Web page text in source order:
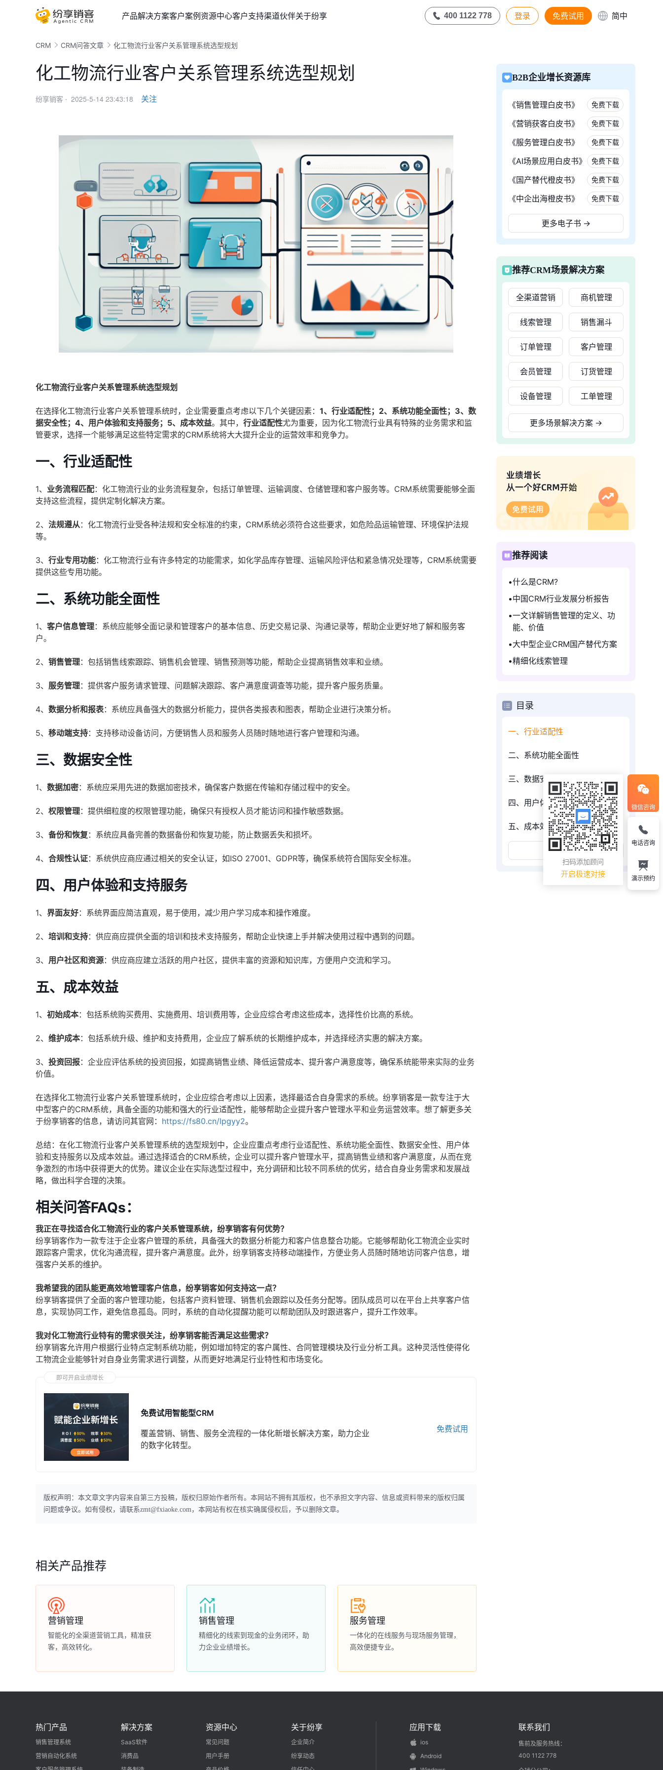
产品解决方案客户案例资源中心客户支持渠道伙伴关于纷享 400 1122 778 登录 免费试用 简中
CRM CRM问答文章 化工物流行业客户关系管理系统选型规划
化工物流行业客户关系管理系统选型规划
纷享销客 · 2025-5-14 23:43:18 关注
化工物流行业客户关系管理系统选型规划
在选择化工物流行业客户关系管理系统时，企业需要重点考虑以下几个关键因素： 1、行业适配性；2、系统功能全面性；3、数
据安全性；4、用户体验和支持服务；5、成本效益。其中， 行业适配性尤为重要，因为化工物流行业具有特殊的业务需求和监
管要求，选择一个能够满足这些特定需求的CRM系统将大大提升企业的运营效率和竞争力。
一、 行业适配性
1、 业务流程匹配：化工物流行业的业务流程复杂，包括订单管理、运输调度、仓储管理和客户服务等。CRM系统需要能够全面
支持这些流程，提供定制化解决方案。
2、 法规遵从：化工物流行业受各种法规和安全标准的约束，CRM系统必须符合这些要求，如危险品运输管理、环境保护法规
等。
3、 行业专用功能：化工物流行业有许多特定的功能需求，如化学品库存管理、运输风险评估和紧急情况处理等，CRM系统需要
提供这些专用功能。
二、 系统功能全面性
1、 客户信息管理：系统应能够全面记录和管理客户的基本信息、历史交易记录、沟通记录等，帮助企业更好地了解和服务客
户。
2、 销售管理：包括销售线索跟踪、销售机会管理、销售预测等功能，帮助企业提高销售效率和业绩。
3、 服务管理：提供客户服务请求管理、问题解决跟踪、客户满意度调查等功能，提升客户服务质量。
4、 数据分析和报表：系统应具备强大的数据分析能力，提供各类报表和图表，帮助企业进行决策分析。
5、 移动端支持：支持移动设备访问，方便销售人员和服务人员随时随地进行客户管理和沟通。
三、 数据安全性
1、 数据加密：系统应采用先进的数据加密技术，确保客户数据在传输和存储过程中的安全。
2、 权限管理：提供细粒度的权限管理功能，确保只有授权人员才能访问和操作敏感数据。
3、 备份和恢复 ：系统应具备完善的数据备份和恢复功能，防止数据丢失和损坏。
4、 合规性认证：系统供应商应通过相关的安全认证，如ISO 27001、GDPR等，确保系统符合国际安全标准。
四、 用户体验和支持服务
1、 界面友好：系统界面应简洁直观，易于使用，减少用户学习成本和操作难度。
2、 培训和支持：供应商应提供全面的培训和技术支持服务，帮助企业快速上手并解决使用过程中遇到的问题。
3、 用户社区和资源：供应商应建立活跃的用户社区，提供丰富的资源和知识库，方便用户交流和学习。
五、 成本效益
1、 初始成本：包括系统购买费用、实施费用、培训费用等，企业应综合考虑这些成本，选择性价比高的系统。
2、 维护成本：包括系统升级、维护和支持费用，企业应了解系统的长期维护成本，并选择经济实惠的解决方案。
3、 投资回报：企业应评估系统的投资回报，如提高销售业绩、降低运营成本、提升客户满意度等，确保系统能带来实际的业务
价值。
在选择化工物流行业客户关系管理系统时，企业应综合考虑以上因素，选择最适合自身需求的系统。纷享销客是一款专注于大
中型客户的CRM系统，具备全面的功能和强大的行业适配性，能够帮助企业提升客户管理水平和业务运营效率。想了解更多关
于纷享销客的信息，请访问其官网： https://fs80.cn/lpgyy2。
总结：在化工物流行业客户关系管理系统的选型规划中，企业应重点考虑行业适配性、系统功能全面性、数据安全性、用户体
验和支持服务以及成本效益。通过选择适合的CRM系统，企业可以提升客户管理水平，提高销售业绩和客户满意度，从而在竞
争激烈的市场中获得更大的优势。建议企业在实际选型过程中，充分调研和比较不同系统的优劣，结合自身业务需求和发展战
略，做出科学合理的决策。
相关问答FAQs：
我正在寻找适合化工物流行业的客户关系管理系统，纷享销客有何优势？
纷享销客作为一款专注于企业客户管理的系统，具备强大的数据分析能力和客户信息整合功能。它能够帮助化工物流企业实时
跟踪客户需求，优化沟通流程，提升客户满意度。此外，纷享销客支持移动端操作，方便业务人员随时随地访问客户信息，增
强客户关系的维护。
我希望我的团队能更高效地管理客户信息，纷享销客如何支持这一点？
纷享销客提供了全面的客户管理功能，包括客户资料管理、销售机会跟踪以及任务分配等。团队成员可以在平台上共享客户信
息，实现协同工作，避免信息孤岛。同时，系统的自动化提醒功能可以帮助团队及时跟进客户，提升工作效率。
我对化工物流行业特有的需求很关注，纷享销客能否满足这些需求？
纷享销客允许用户根据行业特点定制系统功能，例如增加特定的客户属性、合同管理模块及行业分析工具。这种灵活性使得化
工物流企业能够针对自身业务需求进行调整，从而更好地满足行业特性和市场变化。
即可开启业绩增长
免费试用智能型CRM
覆盖营销、销售、服务全流程的一体化新增长解决方案，助力企业
的数字化转型。
免费试用
版权声明：本文章文字内容来自第三方投稿，版权归原始作者所有。本网站不拥有其版权，也不承担文字内容、信息或资料带来的版权归属
问题或争议。如有侵权，请联系zmt@fxiaoke.com，本网站有权在核实确属侵权后，予以删除文章。
相关产品推荐
营销管理
智能化的全渠道营销工具，精准获
客，高效转化。
销售管理
精细化的线索到现金的业务闭环，助
力企业业绩增长。
服务管理
一体化的在线服务与现场服务管理，
高效便捷专业。
B2B企业增长资源库
《销售管理白皮书》 免费下载
《营销获客白皮书》 免费下载
《服务管理白皮书》 免费下载
《AI场景应用白皮书》 免费下载
《国产替代橙皮书》 免费下载
《中企出海橙皮书》 免费下载
更多电子书 →
推荐CRM场景解决方案
全渠道营销 商机管理
线索管理 销售漏斗
订单管理 客户管理
会员管理 订货管理
设备管理 工单管理
更多场景解决方案 →
推荐阅读
什么是CRM?
中国CRM行业发展分析报告
一文详解销售管理的定义、功
能、价值
大中型企业CRM国产替代方案
精细化线索管理
目录
一、行业适配性
二、系统功能全面性
三、数据安全性
四、用户体验和支持服务
五、成本效益
展开更多
微信咨询
扫码添加顾问
开启极速对接
电话咨询
演示预约
热门产品
销售管理系统
营销自动化系统
解决方案
SaaS软件
消费品
资源中心
常见问题
用户手册
关于纷享
企业简介
纷享动态
应用下载
ios
Android
联系我们
售前及服务热线：
400 1122 778